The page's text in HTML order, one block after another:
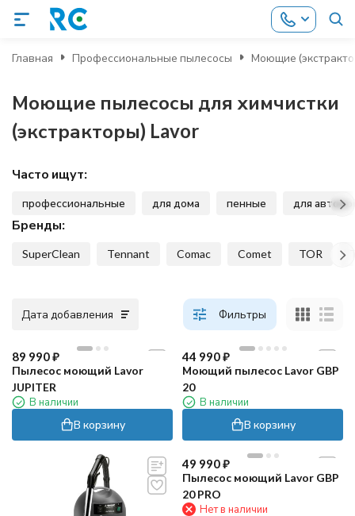
Главная Профессиональные пылесосы Моющие
Моющие пылесосы для химчистки
(экстракторы) Lavor
Часто ищут:
профессиональные для дома пенные для
Бренды:
SuperClean Tennant Comac Comet TOR
Дата добавления Фильтры
89 990₽
Пылесос моющий Lavor
JUPITER
В наличии
В корзину
44 990₽
Моющий пылесос Lavor GBP
20
В наличии
В корзину
49 990₽
Пылесос моющий Lavor GBP
20 PRO
Нет в наличии